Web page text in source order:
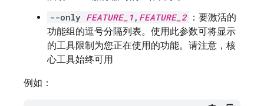
--only FEATURE_1 , FEATURE_2 ：要激活的
功能组的逗号分隔列表。使用此参数可将显示
的工具限制为您正在使用的功能。请注意，核
心工具始终可用
例如：